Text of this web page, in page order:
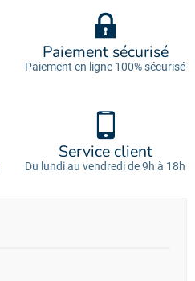
Paiement sécurisé
Paiement en ligne 100% sécurisé
Service client
Du lundi au vendredi de 9h à 18h